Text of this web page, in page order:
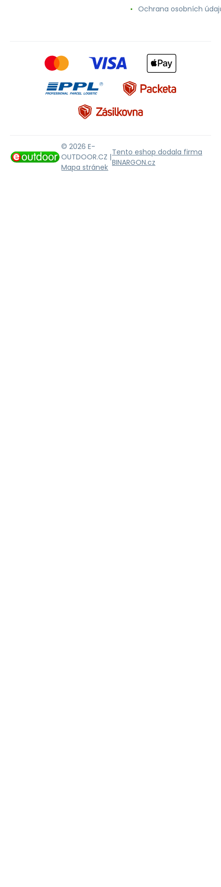
Ochrana osobních
© 2026 E-
OUTDOOR.CZ |
Mapa stránek
Tento eshop dodala firma
BINARGON.cz